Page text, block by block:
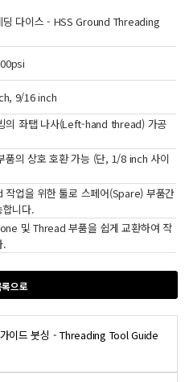
딩 다이스 - HSS Ground Threading
9/16 inch
의 좌탭 나사(Left-hand thread) 가공
품의 상호 호환 가능 (단, 1/8 inch 사이
업을 위한 툴로 스페어(Spare) 부품간
니다.
및 Thread 부품을 쉽게 교환하여 작
.
록으로
이드 붓싱 - Threading Tool Guide